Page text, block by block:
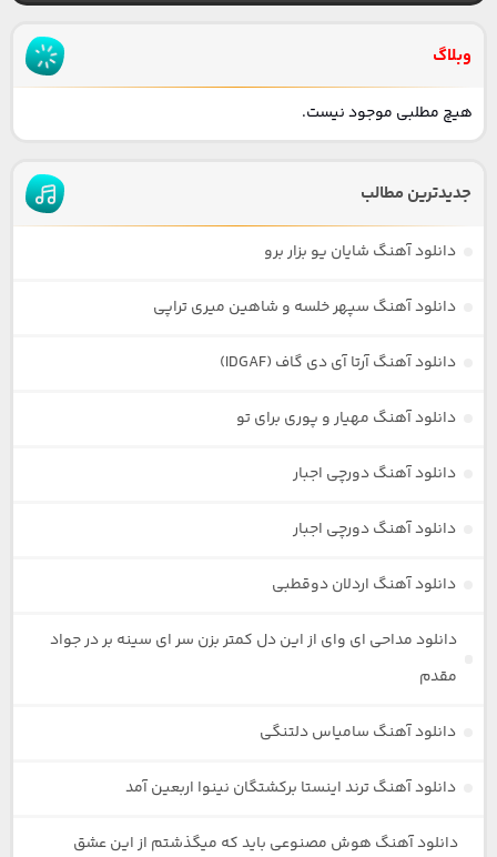
وبلاگ
هیچ مطلبی موجود نیست.
جدیدترین مطالب
دانلود آهنگ شایان یو بزار برو
دانلود آهنگ سپهر خلسه و شاهین میری تراپی
دانلود آهنگ آرتا آی دی گاف (IDGAF)
دانلود آهنگ مهیار و پوری برای تو
دانلود آهنگ دورچی اجبار
دانلود آهنگ دورچی اجبار
دانلود آهنگ اردلان دوقطبی
دانلود مداحی ای وای از این دل کمتر بزن سر ای سینه بر در جواد
مقدم
دانلود آهنگ سامیاس دلتنگی
دانلود آهنگ ترند اینستا برکشتگان نینوا اربعین آمد
دانلود آهنگ هوش مصنوعی باید که میگذشتم از این عشق